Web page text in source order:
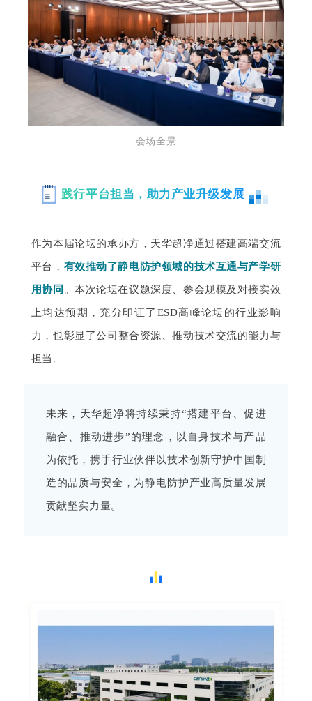
会场全景
践行平台担当，助力产业升级发展
作为本届论坛的承办方，天华超净通过搭建高端交流
平台， 有效推动了静电防护领域的技术互通与产学研
用协同 。本次论坛在议题深度、参会规模及对接实效
上均达预期，充分印证了ESD高峰论坛的行业影响
力，也彰显了公司整合资源、推动技术交流的能力与
担当。
未来，天华超净将持续秉持“搭建平台、促进
融合、推动进步”的理念，以自身技术与产品
为依托，携手行业伙伴以技术创新守护中国制
造的品质与安全，为静电防护产业高质量发展
贡献坚实力量。